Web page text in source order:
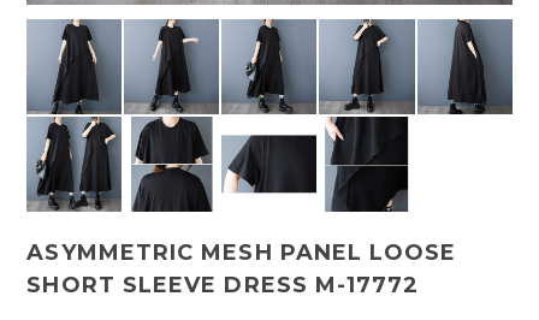
ASYMMETRIC MESH PANEL LOOSE
SHORT SLEEVE DRESS M-17772